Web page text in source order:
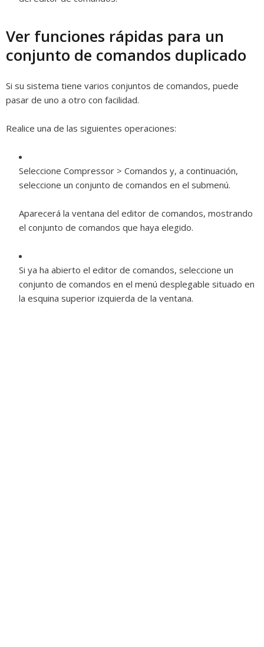
Ver funciones rápidas para un
conjunto de comandos duplicado
Si su sistema tiene varios conjuntos de comandos, puede
pasar de uno a otro con facilidad.
Realice una de las siguientes operaciones:
Seleccione Compressor > Comandos y, a continuación,
seleccione un conjunto de comandos en el submenú.
Aparecerá la ventana del editor de comandos, mostrando
el conjunto de comandos que haya elegido.
Si ya ha abierto el editor de comandos, seleccione un
conjunto de comandos en el menú desplegable situado en
la esquina superior izquierda de la ventana.